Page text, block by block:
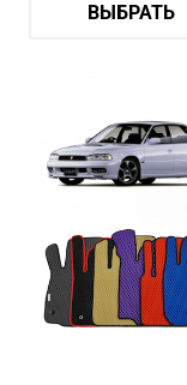
ВЫБРАТЬ